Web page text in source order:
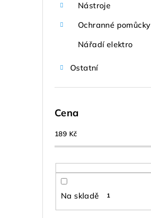
Nástroje
Ochranné pomůcky
Nářadí elektro
Ostatní
Cena
189 Kč
Na skladě 1